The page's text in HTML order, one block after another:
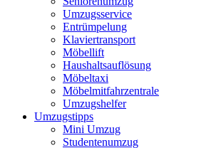
Umzugsservice
Entrümpelung
Klaviertransport
Möbellift
Haushaltsauflösung
Möbeltaxi
Möbelmitfahrzentrale
Umzugshelfer
Umzugstipps
Mini Umzug
Studentenumzug